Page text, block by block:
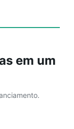
em um